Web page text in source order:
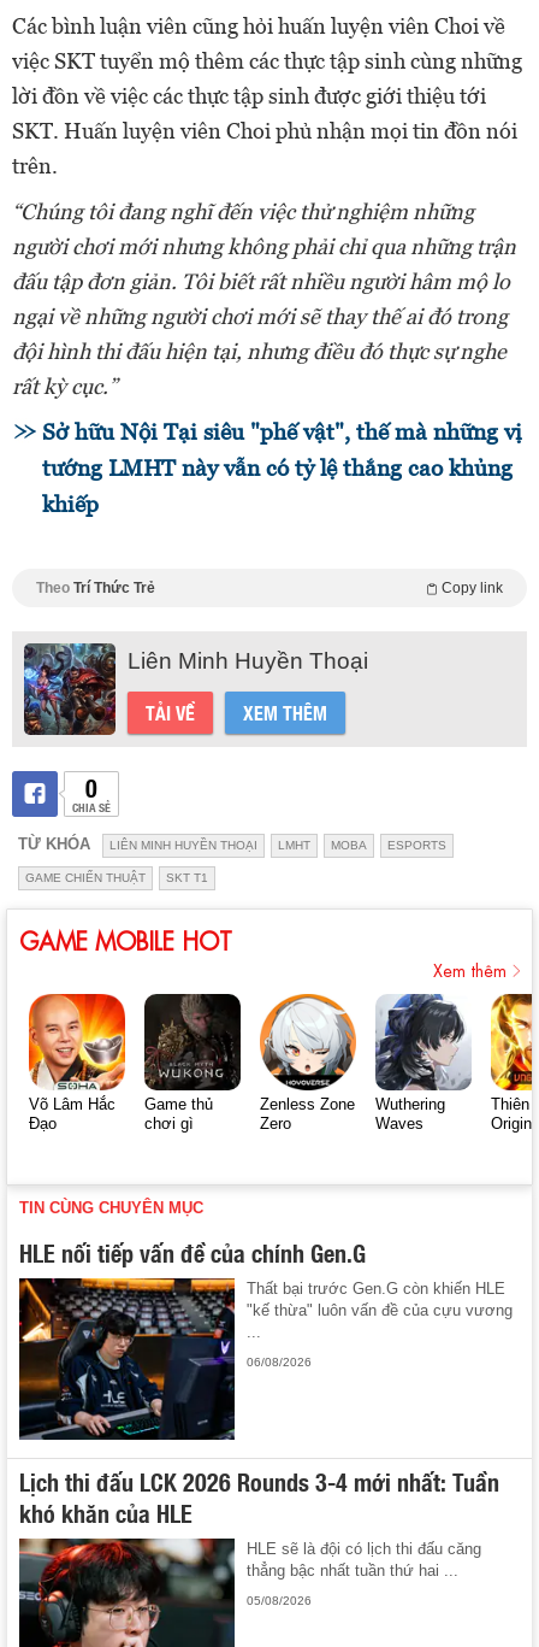
Các bình luận viên cũng hỏi huấn luyện viên Choi về
việc SKT tuyển mộ thêm các thực tập sinh cùng những
lời đồn về việc các thực tập sinh được giới thiệu tới
SKT. Huấn luyện viên Choi phủ nhận mọi tin đồn nói
trên.
“Chúng tôi đang nghĩ đến việc thử nghiệm những
người chơi mới nhưng không phải chỉ qua những trận
đấu tập đơn giản. Tôi biết rất nhiều người hâm mộ lo
ngại về những người chơi mới sẽ thay thế ai đó trong
đội hình thi đấu hiện tại, nhưng điều đó thực sự nghe
rất kỳ cục.”
Sở hữu Nội Tại siêu "phế vật", thế mà những vị
tướng LMHT này vẫn có tỷ lệ thắng cao khủng
khiếp
Theo Trí Thức Trẻ Copy link
Liên Minh Huyền Thoại
TẢI VỀ XEM THÊM
0
CHIA SẺ
TỪ KHÓA LIÊN MINH HUYỀN THOẠI LMHT MOBA ESPORTS
GAME CHIẾN THUẬT SKT T1
GAME MOBILE HOT
Xem thêm
Võ Lâm Hắc
Đạo
Game thủ
chơi gì
Zenless Zone
Zero
Wuthering
Waves
Thiên
Origin
TIN CÙNG CHUYÊN MỤC
HLE nối tiếp vấn đề của chính Gen.G
Thất bại trước Gen.G còn khiến HLE
"kế thừa" luôn vấn đề của cựu vương
06/08/2026
Lịch thi đấu LCK 2026 Rounds 3-4 mới nhất: Tuần
khó khăn của HLE
HLE sẽ là đội có lịch thi đấu căng
thẳng bậc nhất tuần thứ hai ...
05/08/2026